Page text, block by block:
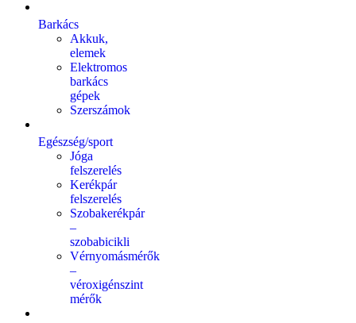
Barkács
Akkuk,
elemek
Elektromos
barkács
gépek
Szerszámok
Egészség/sport
Jóga
felszerelés
Kerékpár
felszerelés
Szobakerékpár
–
szobabicikli
Vérnyomásmérők
–
véroxigénszint
mérők